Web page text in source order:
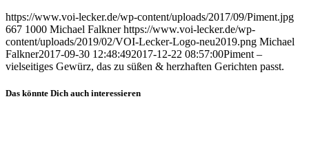
https://www.voi-lecker.de/wp-content/uploads/2017/09/Piment.jpg
667 1000 Michael Falkner https://www.voi-lecker.de/wp-
content/uploads/2019/02/VOI-Lecker-Logo-neu2019.png Michael
Falkner2017-09-30 12:48:492017-12-22 08:57:00Piment –
vielseitiges Gewürz, das zu süßen & herzhaften Gerichten passt.
Das könnte Dich auch interessieren